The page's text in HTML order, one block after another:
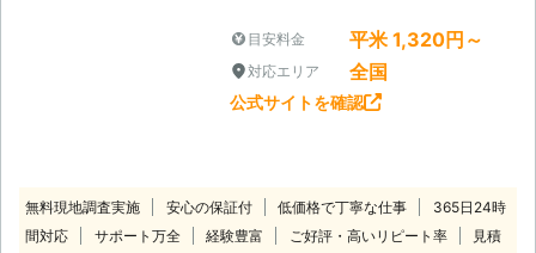
目安料金 平米 1,320円～
対応エリア 全国
公式サイトを確認
無料現地調査実施 安心の保証付 低価格で丁寧な仕事
365日24時
間対応
サポート万全 経験豊富 ご好評・高いリピート率
見積